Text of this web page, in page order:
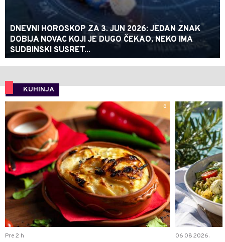
DNEVNI HOROSKOP ZA 3. JUN 2026: JEDAN ZNAK
DOBIJA NOVAC KOJI JE DUGO ČEKAO, NEKO IMA
SUDBINSKI SUSRET...
KUHINJA
0
Pre 2 h 06.08.2026.